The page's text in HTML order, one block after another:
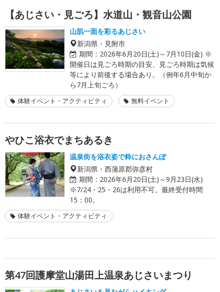
【あじさい・見ごろ】水道山・観音山公園
山肌一面を彩るあじさい
新潟県・見附市
期間： 2026年6月20日(土)～7月10日(金) ※
開催日は見ごろ時期の目安、見ごろ時期は気候
等により前後する場合あり。（例年6月中旬か
ら7月上旬ごろ）
体験イベント・アクティビティ 無料イベント
やひこ浴衣でまちあるき
温泉街を浴衣姿で粋におさんぽ
新潟県・西蒲原郡弥彦村
期間： 2026年6月20日(土)～9月23日(水)
※7/24・25・26は利用不可。最終受付時間
15：00。
体験イベント・アクティビティ
第47回護摩堂山湯田上温泉あじさいまつり